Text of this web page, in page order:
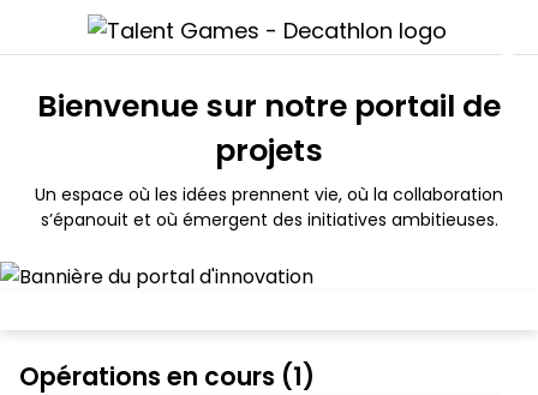
Bienvenue sur notre portail de
projets
Un espace où les idées prennent vie, où la collaboration
s’épanouit et où émergent des initiatives ambitieuses.
Opérations en cours (1)